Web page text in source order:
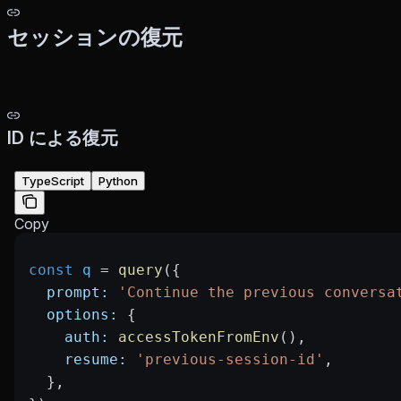
セッションの復元
ID による復元
TypeScript Python
Copy
const q = query ({
  prompt:
'Continue the previous
  options:
{
    auth:
accessTokenFromEnv (),
    resume:
'previous-session-id' ,
  },